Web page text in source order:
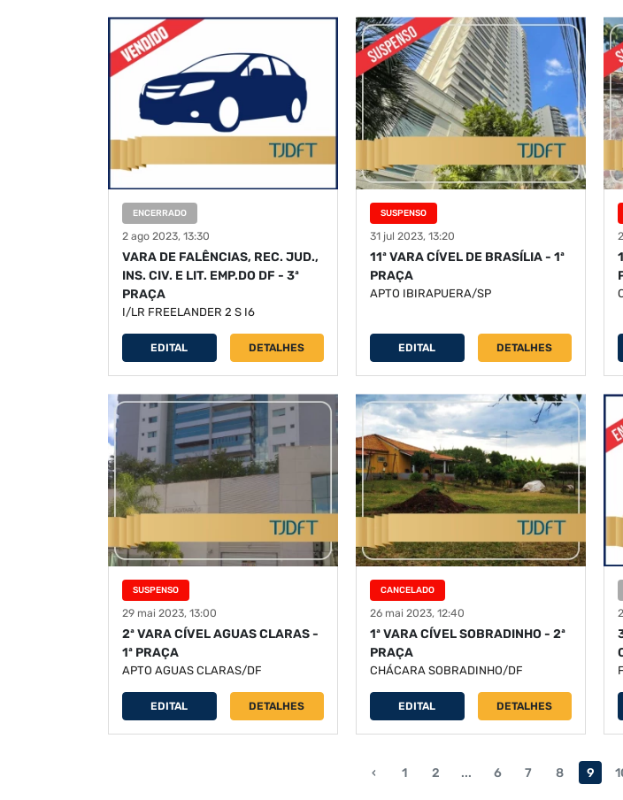
ENCERRADO
2 ago 2023, 13:30
VARA DE FALÊNCIAS, REC. JUD.,
INS. CIV. E LIT. EMP.DO DF - 3ª
PRAÇA
I/LR FREELANDER 2 S I6
EDITAL DETALHES
SUSPENSO
31 jul 2023, 13:20
11ª VARA CÍVEL DE BRASÍLIA - 1ª
PRAÇA
APTO IBIRAPUERA/SP
EDITAL DETALHES
SUSPENSO
29 mai 2023, 13:00
2ª VARA CÍVEL AGUAS CLARAS -
1ª PRAÇA
APTO AGUAS CLARAS/DF
EDITAL DETALHES
CANCELADO
26 mai 2023, 12:40
1ª VARA CÍVEL SOBRADINHO - 2ª
PRAÇA
CHÁCARA SOBRADINHO/DF
EDITAL DETALHES
‹ 1 2 ... 6 7 8 9